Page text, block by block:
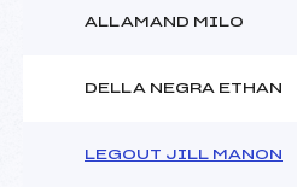
ALLAMAND MILO
DELLA NEGRA ETHAN
LEGOUT JILL MANON